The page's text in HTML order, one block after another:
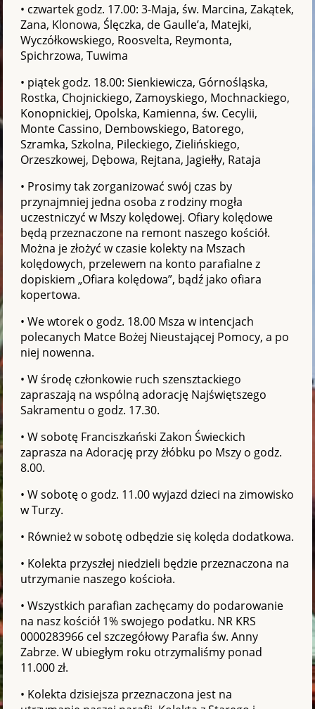
• czwartek godz. 17.00: 3-Maja, św. Marcina, Zakątek,
Zana, Klonowa, Ślęczka, de Gaulle’a, Matejki,
Wyczółkowskiego, Roosvelta, Reymonta,
Spichrzowa, Tuwima
• piątek godz. 18.00: Sienkiewicza, Górnośląska,
Rostka, Chojnickiego, Zamoyskiego, Mochnackiego,
Konopnickiej, Opolska, Kamienna, św. Cecylii,
Monte Cassino, Dembowskiego, Batorego,
Szramka, Szkolna, Pileckiego, Zielińskiego,
Orzeszkowej, Dębowa, Rejtana, Jagiełły, Rataja
• Prosimy tak zorganizować swój czas by
przynajmniej jedna osoba z rodziny mogła
uczestniczyć w Mszy kolędowej. Ofiary kolędowe
będą przeznaczone na remont naszego kościół.
Można je złożyć w czasie kolekty na Mszach
kolędowych, przelewem na konto parafialne z
dopiskiem „Ofiara kolędowa”, bądź jako ofiara
kopertowa.
• We wtorek o godz. 18.00 Msza w intencjach
polecanych Matce Bożej Nieustającej Pomocy, a po
niej nowenna.
• W środę członkowie ruch szensztackiego
zapraszają na wspólną adorację Najświętszego
Sakramentu o godz. 17.30.
• W sobotę Franciszkański Zakon Świeckich
zaprasza na Adorację przy żłóbku po Mszy o godz.
8.00.
• W sobotę o godz. 11.00 wyjazd dzieci na zimowisko
w Turzy.
• Również w sobotę odbędzie się kolęda dodatkowa.
• Kolekta przyszłej niedzieli będzie przeznaczona na
utrzymanie naszego kościoła.
• Wszystkich parafian zachęcamy do podarowanie
na nasz kościół 1% swojego podatku. NR KRS
0000283966 cel szczegółowy Parafia św. Anny
Zabrze. W ubiegłym roku otrzymaliśmy ponad
11.000 zł.
• Kolekta dzisiejsza przeznaczona jest na